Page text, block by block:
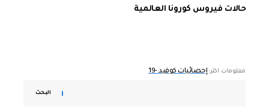
حالات فيروس كورونا العالمية
معلومات اكثر:إحصائيات كوفيد -19
البحث